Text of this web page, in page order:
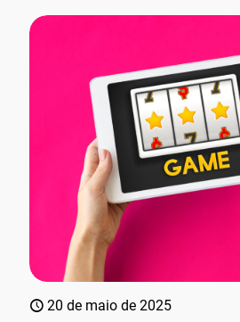
20 de maio de 2025